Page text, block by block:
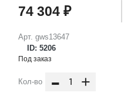
Арт. gws13647
ID: 5206
74 304 ₽
Под заказ
Кол-во - +